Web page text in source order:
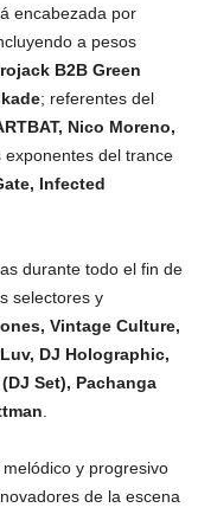
encabezada por
a pesos
B2B Green
; referentes del
Nico Moreno,
exponentes del trance
Infected
durante todo el fin de
selectores y
Vintage Culture,
DJ Holographic,
Set), Pachanga
y progresivo
de la escena